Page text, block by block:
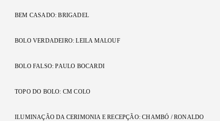
BEM CASADO: BRIGADEL
BOLO VERDADEIRO: LEILA MALOUF
BOLO FALSO: PAULO BOCARDI
TOPO DO BOLO: CM COLO
ILUMINAÇÃO DA CERIMONIA E RECEPÇÃO: CHAMBÓ / RONALDO